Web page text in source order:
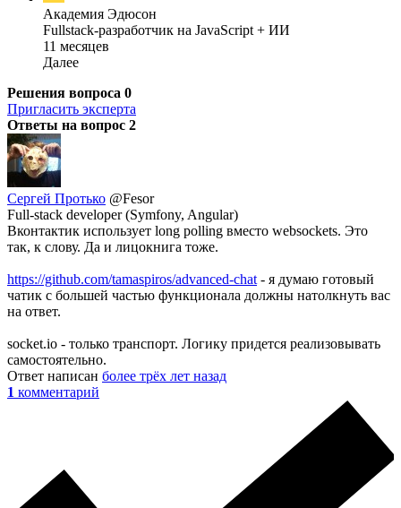
Академия Эдюсон
Fullstack-разработчик на JavaScript + ИИ
11 месяцев
Далее
Решения вопроса 0
Пригласить эксперта
Ответы на вопрос 2
Сергей Протько @Fesor
Full-stack developer (Symfony, Angular)
Вконтактик использует long polling вместо websockets. Это
так, к слову. Да и лицокнига тоже.
https://github.com/tamaspiros/advanced-chat - я думаю готовый
чатик с большей частью функционала должны натолкнуть вас
на ответ.
socket.io - только транспорт. Логику придется реализовывать
самостоятельно.
Ответ написан более трёх лет назад
1 комментарий